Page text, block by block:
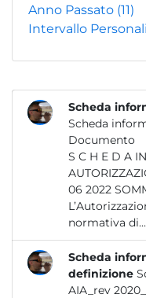
Anno Passato (11)
Intervallo
Scheda
Scheda
Documento
S C H E D A IN F O R M A T IV A
06 2022 SOMMARIO Introduzione 3
normativa di...
Scheda
definizione
AIA_rev